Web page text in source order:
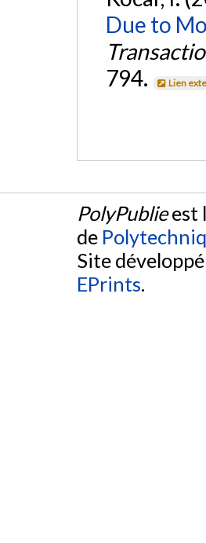
Due to
794.
Lien
PolyPublieest
de
Site
EPrints.